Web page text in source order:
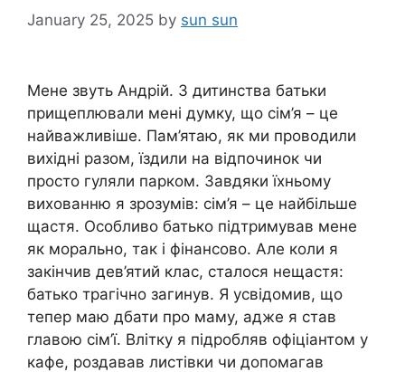
January 25, 2025 by sun sun
Мене звуть Андрій. З дитинства батьки
прищеплювали мені думку, що сім’я – це
найважливіше. Пам’ятаю, як ми проводили
вихідні разом, їздили на відпочинок чи
просто гуляли парком. Завдяки їхньому
вихованню я зрозумів: сім’я – це найбільше
щастя. Особливо батько підтримував мене
як морально, так і фінансово. Але коли я
закінчив дев’ятий клас, сталося нещастя:
батько трагічно загинув. Я усвідомив, що
тепер маю дбати про маму, адже я став
главою сім’ї. Влітку я підробляв офіціантом у
кафе, роздавав листівки чи допомагав